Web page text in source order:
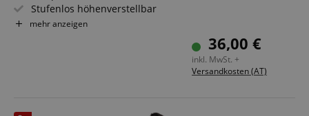
Stufenlos höhenverstellbar
Set bestehend aus Ständer und Dartboard-Halter
Mit praktischer Tasche für einfachen Transport
mehr anzeigen
36,00 €
inkl. MwSt. +
Versandkosten (AT)